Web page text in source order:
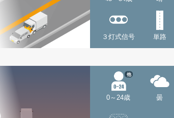
３灯式信号 単路
0～24歳
他
曇